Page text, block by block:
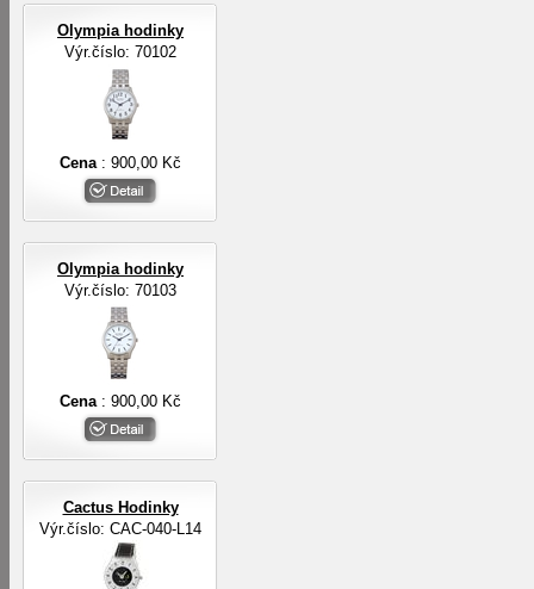
Olympia hodinky
Výr.číslo: 70102
Cena : 900,00 Kč
Olympia hodinky
Výr.číslo: 70103
Cena : 900,00 Kč
Cactus Hodinky
Výr.číslo: CAC-040-L14